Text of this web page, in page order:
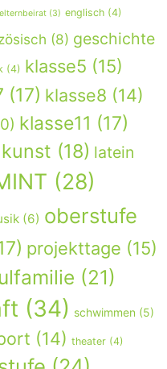
elternbeirat (3) englisch (4)
(8) geschichte
(4) klasse5 (15)
(17) klasse8 (14)
klasse11 (17)
kunst (18) latein
(28)
(6) oberstufe
projekttage (15)
(21)
(34) schwimmen (5)
(14) theater (4)